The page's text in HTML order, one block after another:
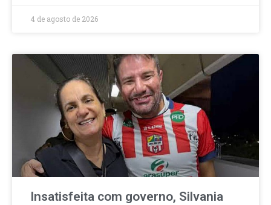
4 de agosto de 2026
Insatisfeita com governo, Silvania